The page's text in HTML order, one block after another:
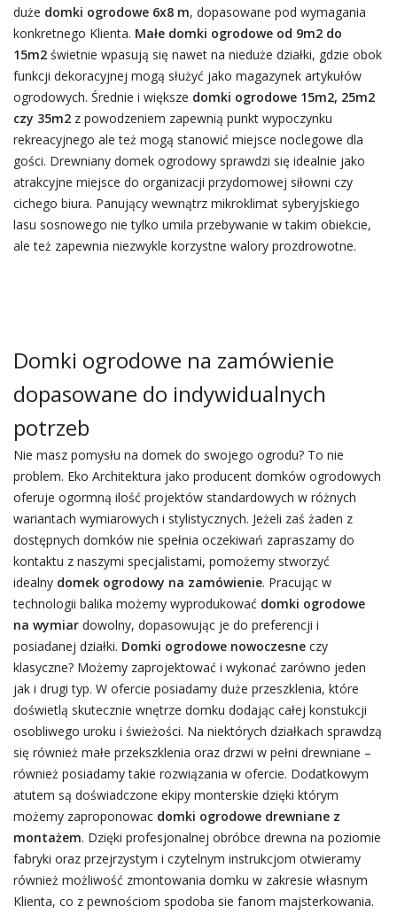
duże domki ogrodowe 6x8 m, dopasowane pod wymagania
konkretnego Klienta. Małe domki ogrodowe od 9m2 do
15m2świetnie wpasują się nawet na nieduże działki, gdzie obok
funkcji dekoracyjnej mogą służyć jako magazynek artykułów
ogrodowych. Średnie i większe domki ogrodowe 15m2, 25m2
czy 35m2z powodzeniem zapewnią punkt wypoczynku
rekreacyjnego ale też mogą stanowić miejsce noclegowe dla
gości. Drewniany domek ogrodowy sprawdzi się idealnie jako
atrakcyjne miejsce do organizacji przydomowej siłowni czy
cichego biura. Panujący wewnątrz mikroklimat syberyjskiego
lasu sosnowego nie tylko umila przebywanie w takim obiekcie,
ale też zapewnia niezwykle korzystne walory prozdrowotne.
Domki ogrodowe na zamówienie
dopasowane do indywidualnych
potrzeb
Nie masz pomysłu na domek do swojego ogrodu? To nie
problem. Eko Architektura jako producent domków ogrodowych
oferuje ogormną ilość projektów standardowych w różnych
wariantach wymiarowych i stylistycznych. Jeżeli zaś żaden z
dostępnych domków nie spełnia oczekiwań zapraszamy do
kontaktu z naszymi specjalistami, pomożemy stworzyć
idealny domek ogrodowy na zamówienie. Pracując w
technologii balika możemy wyprodukować domki ogrodowe
na wymiardowolny, dopasowując je do preferencji i
posiadanej działki. Domki ogrodowe nowoczesneczy
klasyczne? Możemy zaprojektować i wykonać zarówno jeden
jak i drugi typ. W ofercie posiadamy duże przeszklenia, które
doświetlą skutecznie wnętrze domku dodając całej konstukcji
osobliwego uroku i świeżości. Na niektórych działkach sprawdzą
się również małe przekszklenia oraz drzwi w pełni drewniane –
również posiadamy takie rozwiązania w ofercie. Dodatkowym
atutem są doświadczone ekipy monterskie dzięki którym
możemy zaproponowac domki ogrodowe drewniane z
montażem. Dzięki profesjonalnej obróbce drewna na poziomie
fabryki oraz przejrzystym i czytelnym instrukcjom otwieramy
również możliwość zmontowania domku w zakresie własnym
Klienta, co z pewnościom spodoba sie fanom majsterkowania.